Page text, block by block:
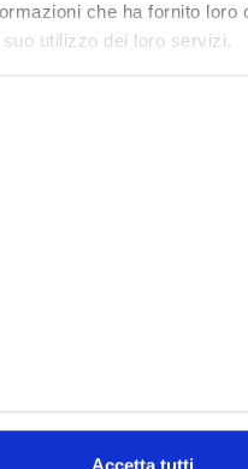
che ha fornito loro
utilizzo dei loro servizi.
Accetta tutti
29/09/2026